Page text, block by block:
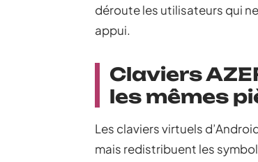
déroute les utilisateurs qui
appui.
Claviers
les mêmes
Les claviers virtuels
mais redistribuent les